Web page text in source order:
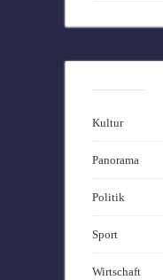
Kultur
Panorama
Politik
Sport
Wirtschaft